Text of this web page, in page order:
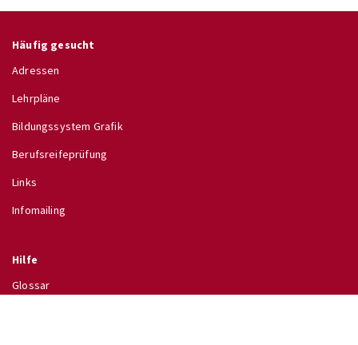
Häufig gesucht
Adressen
Lehrpläne
Bildungssystem Grafik
Berufsreifeprüfung
Links
Infomailing
Hilfe
Glossar